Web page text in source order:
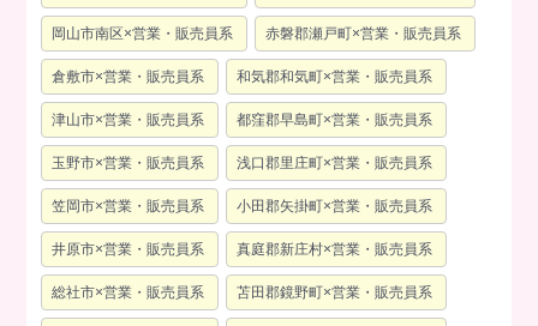
岡山市南区×営業・販売員系 赤磐郡瀬戸町×営業・販売員系
倉敷市×営業・販売員系 和気郡和気町×営業・販売員系
津山市×営業・販売員系 都窪郡早島町×営業・販売員系
玉野市×営業・販売員系 浅口郡里庄町×営業・販売員系
笠岡市×営業・販売員系 小田郡矢掛町×営業・販売員系
井原市×営業・販売員系 真庭郡新庄村×営業・販売員系
総社市×営業・販売員系 苫田郡鏡野町×営業・販売員系